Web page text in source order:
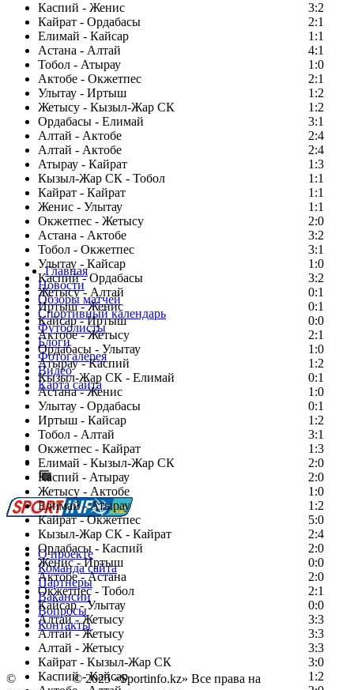
Каспий - Женис
3:2
Кайрат - Ордабасы
2:1
Елимай - Кайсар
1:1
Астана - Алтай
4:1
Тобол - Атырау
1:0
Актобе - Окжетпес
2:1
Улытау - Иртыш
1:2
Жетысу - Кызыл-Жар СК
1:2
Ордабасы - Елимай
3:1
Алтай - Актобе
2:4
Алтай - Актобе
2:4
Атырау - Кайрат
1:3
Кызыл-Жар СК - Тобол
1:1
Кайрат - Кайрат
1:1
Женис - Улытау
1:1
Окжетпес - Жетысу
2:0
Астана - Актобе
3:2
Тобол - Окжетпес
3:1
Улытау - Кайсар
1:0
Каспий - Ордабасы
3:2
Жетысу - Алтай
0:1
Иртыш - Женис
0:1
Кайсар - Иртыш
0:0
Актобе - Жетысу
2:1
Ордабасы - Улытау
1:0
Атырау - Каспий
1:2
Кызыл-Жар СК - Елимай
0:1
Астана - Женис
1:0
Улытау - Ордабасы
0:1
Иртыш - Кайсар
1:2
Тобол - Алтай
3:1
Окжетпес - Кайрат
1:3
Елимай - Кызыл-Жар СК
2:0
Каспий - Атырау
2:0
Жетысу - Актобе
1:0
Елимай - Атырау
1:2
Кайрат - Окжетпес
5:0
Кызыл-Жар СК - Кайрат
2:4
Ордабасы - Каспий
2:0
Женис - Иртыш
0:0
Актобе - Астана
2:0
Окжетпес - Тобол
2:1
Кайсар - Улытау
0:0
Алтай - Жетысу
3:3
Алтай - Жетысу
3:3
Алтай - Жетысу
3:3
Кайрат - Кызыл-Жар СК
3:0
Каспий - Кайсар
1:2
Главная
Новости
Обзоры матчей
Спортивный календарь
Футболисты
Блоги
Фотогалерея
Видео
Карта сайта
Есть идея?
Сообщить о мероприятии
Перейти на старый сайт
О проекте
Команда сайта
Партнеры
Вакансии
Вопросы
Контакты
© Copyright© 2025 «Sportinfo.kz» Все права на